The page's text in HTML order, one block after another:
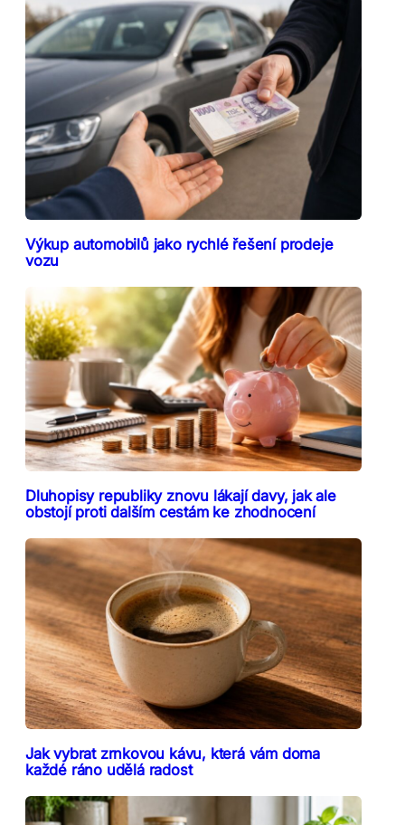
Výkup automobilů jako rychlé řešení prodeje
vozu
Dluhopisy republiky znovu lákají davy, jak ale
obstojí proti dalším cestám ke zhodnocení
Jak vybrat zrnkovou kávu, která vám doma
každé ráno udělá radost